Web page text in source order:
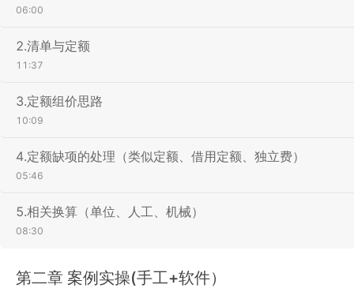
06:00
2.清单与定额
11:37
3.定额组价思路
10:09
4.定额缺项的处理（类似定额、借用定额、独立费）
05:46
5.相关换算（单位、人工、机械）
08:30
第二章 案例实操(手工+软件）